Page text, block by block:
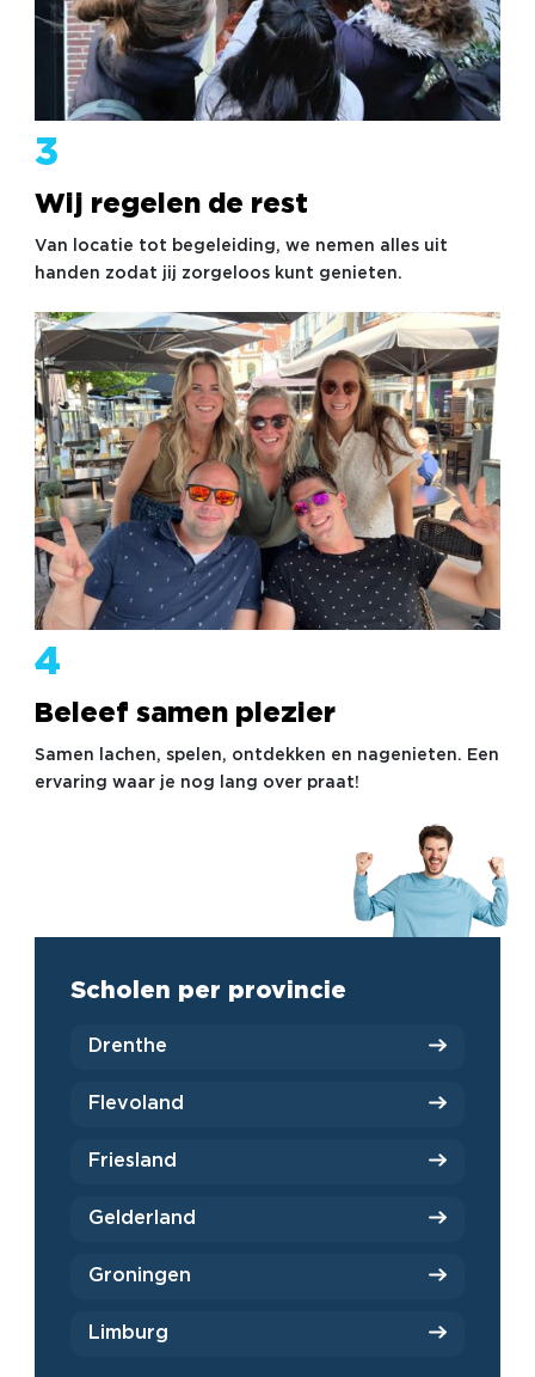
3
Wij regelen de rest
Van locatie tot begeleiding, we nemen alles uit
handen zodat jij zorgeloos kunt genieten.
4
Beleef samen plezier
Samen lachen, spelen, ontdekken en nagenieten. Een
ervaring waar je nog lang over praat!
Scholen per provincie
Drenthe
Flevoland
Friesland
Gelderland
Groningen
Limburg